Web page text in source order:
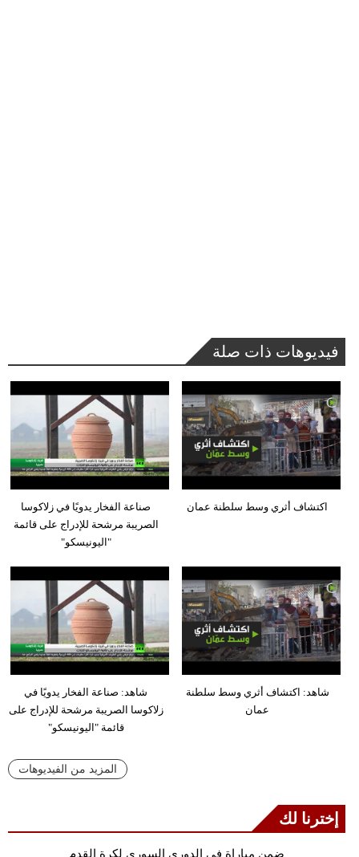
فيديوهات ذات صلة
صناعة الفخار يدويًا في زلاكوسا
الصريبة مرشحة للإدراج على قائمة
"اليونيسكو"
اكتشاف أثري وسط سلطنة عمان
شاهد: صناعة الفخار يدويًا في
زلاكوسا الصريبة مرشحة للإدراج على
قائمة "اليونيسكو"
شاهد: اكتشاف أثري وسط سلطنة
عمان
المزيد من الفيديوهات
إخترنا لك
ضمن مباراة في الدوري السوري لكرة القدم